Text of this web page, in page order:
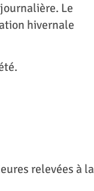
Le
hivernale
relevées à la